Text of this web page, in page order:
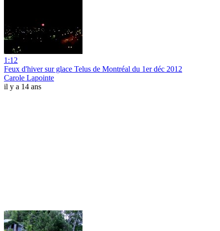
1:12
Feux d'hiver sur glace Telus de Montréal du 1er déc 2012
Carole Lapointe
il y a 14 ans